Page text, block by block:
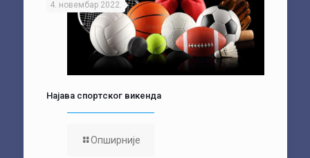
4. новембар 2022.
Најава спортског викенда
Опширније